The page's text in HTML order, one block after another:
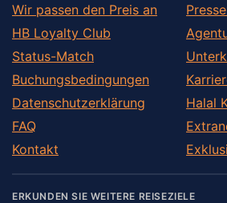
Wir passen den Preis an
HB Loyalty Club
Status-Match
Buchungsbedingungen
Datenschutzerklärung
FAQ
Kontakt
Halal
ERKUNDEN SIE WEITERE REISEZIELE